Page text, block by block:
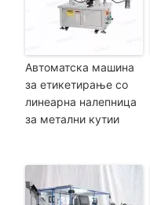
Автоматска машина
за етикетирање со
линеарна налепница
за метални кутии